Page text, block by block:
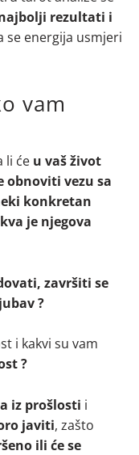
rezultati i
se energija usmjeri
vam
li će u vaš život
obnoviti vezu sa
konkretan
je njegova
završiti se
?
i kakvi su vam
?
iz prošlosti i
javiti, zašto
ili će se